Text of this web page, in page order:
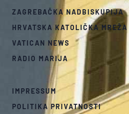
ZAGREBAČKA NADBISKUPIJA
HRVATSKA KATOLIČKA MREŽA
VATICAN NEWS
RADIO MARIJA
IMPRESSUM
POLITIKA PRIVATNOSTI